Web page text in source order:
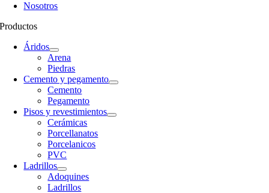
Nosotros
Productos
Áridos
Arena
Piedras
Cemento y pegamento
Cemento
Pegamento
Pisos y revestimientos
Cerámicas
Porcellanatos
Porcelanicos
PVC
Ladrillos
Adoquines
Ladrillos